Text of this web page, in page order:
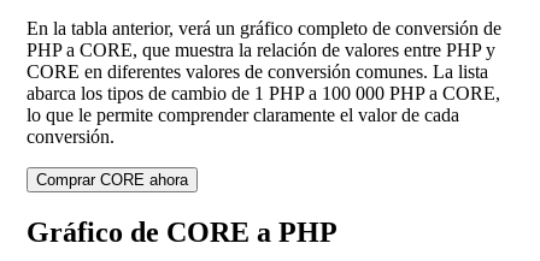
En la tabla anterior, verá un gráfico completo de conversión de
PHP a CORE, que muestra la relación de valores entre PHP y
CORE en diferentes valores de conversión comunes. La lista
abarca los tipos de cambio de 1 PHP a 100 000 PHP a CORE,
lo que le permite comprender claramente el valor de cada
conversión.
Comprar CORE ahora
Gráfico de CORE a PHP